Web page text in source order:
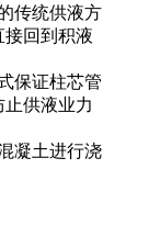
传统供液方
回到积液
保证柱芯管
供液业力
凝土进行浇